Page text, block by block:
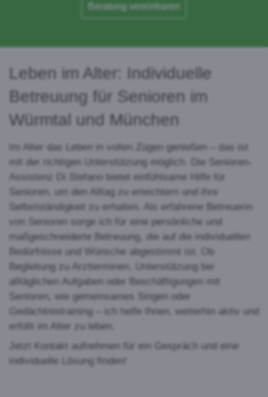
Beratung vereinbaren
Leben im Alter: Individuelle
Betreuung für Senioren im
Würmtal und München
Im Alter das Leben in vollen Zügen genießen – das ist
mit der richtigen Unterstützung möglich. Die Senioren-
Assistenz Di Stefano bietet einfühlsame Hilfe für
Senioren, um den Alltag zu erleichtern und ihre
Selbstständigkeit zu erhalten. Als erfahrene Betreuerin
von Senioren sorge ich für eine persönliche und
maßgeschneiderte Betreuung, die auf die individuellen
Bedürfnisse und Wünsche abgestimmt ist. Ob
Begleitung zu Arztterminen, Unterstützung bei
alltäglichen Aufgaben oder Beschäftigungen mit
Senioren, wie gemeinsames Singen oder
Gedächtnistraining – ich helfe Ihnen, weiterhin aktiv und
erfüllt im Alter zu leben.
Jetzt Kontakt aufnehmen für ein Gespräch und eine
individuelle Lösung finden!